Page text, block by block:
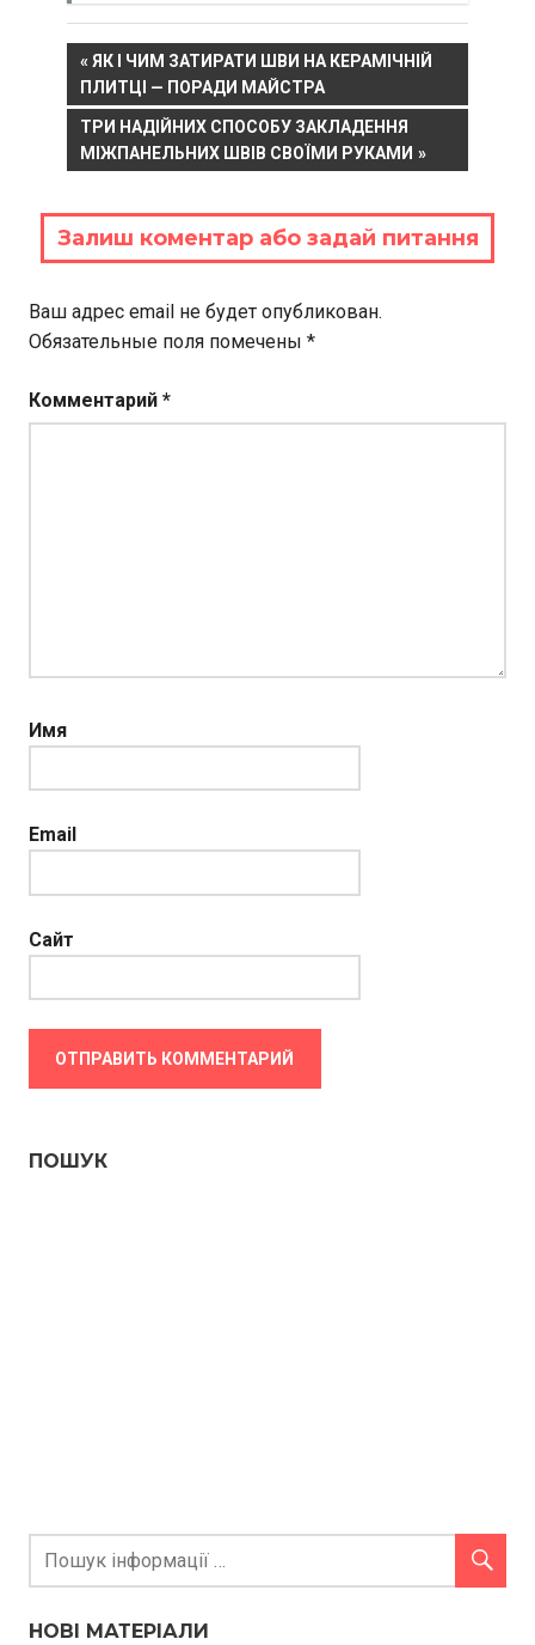
Навигация
по
записям
PREVIOUS
POST:
ЯК І ЧИМ ЗАТИРАТИ ШВИ НА КЕРАМІЧНІЙ
ПЛИТЦІ — ПОРАДИ МАЙСТРА
NEXT
POST:
ТРИ НАДІЙНИХ СПОСОБУ ЗАКЛАДЕННЯ
МІЖПАНЕЛЬНИХ ШВІВ СВОЇМИ РУКАМИ
Залиш коментар або задай питання
Ваш адрес email не будет опубликован.
Обязательные поля помечены *
Комментарий *
Имя
Email
Сайт
ПОШУК
НОВІ МАТЕРІАЛИ